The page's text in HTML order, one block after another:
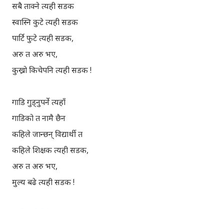
सबै ताक्ने त्यही सडक
स्वास्नि कुटे त्यही सडक
पार्टि फुटे त्यही सडक,
अरु त अरु भए,
कुख्रो किचेपनि त्यही सडक !
गाडि गुड्नुपर्ने त्यहाँ
गाडिको त नामै छैन
कहिले जान्छन् विद्यार्थी त
कहिले शिक्षक त्यही सडक,
अरु त अरु भए,
मुल्य बढे त्यही सडक !